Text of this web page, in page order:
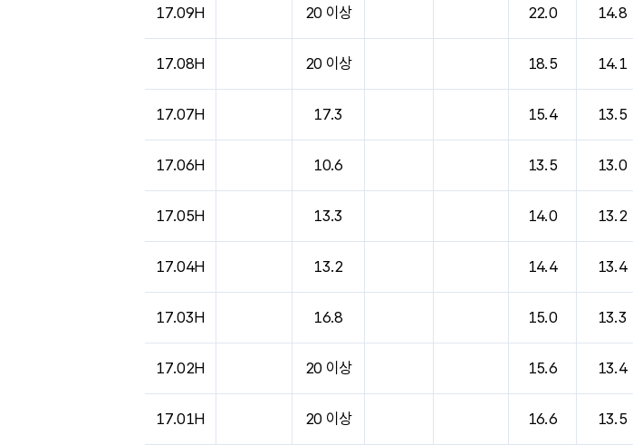
17.09H 20 이상 22.0 14.8
17.08H 20 이상 18.5 14.1
17.07H 17.3 15.4 13.5
17.06H 10.6 13.5 13.0
17.05H 13.3 14.0 13.2
17.04H 13.2 14.4 13.4
17.03H 16.8 15.0 13.3
17.02H 20 이상 15.6 13.4
17.01H 20 이상 16.6 13.5